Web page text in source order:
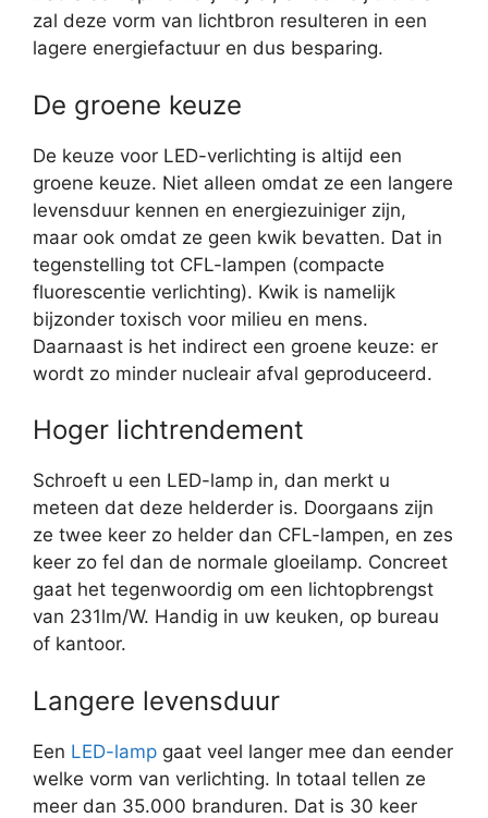
zal deze vorm van lichtbron resulteren in een
lagere energiefactuur en dus besparing.
De groene keuze
De keuze voor LED-verlichting is altijd een
groene keuze. Niet alleen omdat ze een langere
levensduur kennen en energiezuiniger zijn,
maar ook omdat ze geen kwik bevatten. Dat in
tegenstelling tot CFL-lampen (compacte
fluorescentie verlichting). Kwik is namelijk
bijzonder toxisch voor milieu en mens.
Daarnaast is het indirect een groene keuze: er
wordt zo minder nucleair afval geproduceerd.
Hoger lichtrendement
Schroeft u een LED-lamp in, dan merkt u
meteen dat deze helderder is. Doorgaans zijn
ze twee keer zo helder dan CFL-lampen, en zes
keer zo fel dan de normale gloeilamp. Concreet
gaat het tegenwoordig om een lichtopbrengst
van 231lm/W. Handig in uw keuken, op bureau
of kantoor.
Langere levensduur
Een LED-lamp gaat veel langer mee dan eender
welke vorm van verlichting. In totaal tellen ze
meer dan 35.000 branduren. Dat is 30 keer